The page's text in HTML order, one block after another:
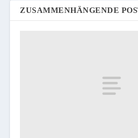
ZUSAMMENHÄNGENDE